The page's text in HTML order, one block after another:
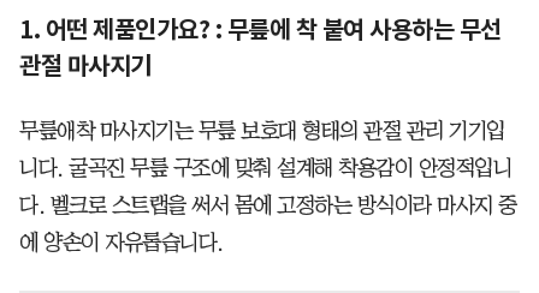
1. 어떤 제품인가요? : 무릎에 착 붙여 사용하는 무선
관절 마사지기
무릎애착 마사지기는 무릎 보호대 형태의 관절 관리 기기입
니다. 굴곡진 무릎 구조에 맞춰 설계해 착용감이 안정적입니
다. 벨크로 스트랩을 써서 몸에 고정하는 방식이라 마사지 중
에 양손이 자유롭습니다.